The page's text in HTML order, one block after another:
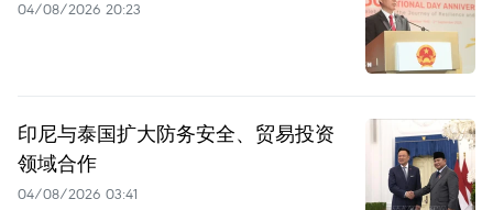
04/08/2026 20:23
印尼与泰国扩大防务安全、贸易投资
领域合作
04/08/2026 03:41